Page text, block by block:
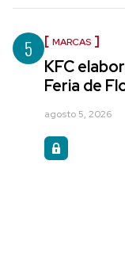
5 MARCAS
KFC
Feria de
agosto 5, 2026